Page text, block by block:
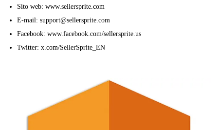
Sito web: www.sellersprite.com
E-mail: support@sellersprite.com
Facebook: www.facebook.com/sellersprite.us
Twitter: x.com/SellerSprite_EN